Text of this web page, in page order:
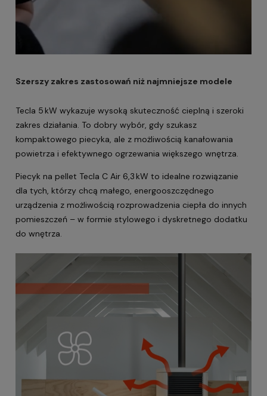
Szerszy zakres zastosowań niż najmniejsze modele
Tecla 5 kW wykazuje wysoką skuteczność cieplną i szeroki
zakres działania. To dobry wybór, gdy szukasz
kompaktowego piecyka, ale z możliwością kanałowania
powietrza i efektywnego ogrzewania większego wnętrza.
Piecyk na pellet Tecla C Air 6,3 kW to idealne rozwiązanie
dla tych, którzy chcą małego, energooszczędnego
urządzenia z możliwością rozprowadzenia ciepła do innych
pomieszczeń – w formie stylowego i dyskretnego dodatku
do wnętrza.